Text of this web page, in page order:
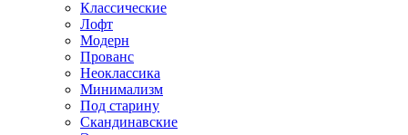
Классические
Лофт
Модерн
Прованс
Неоклассика
Минимализм
Под старину
Скандинавские